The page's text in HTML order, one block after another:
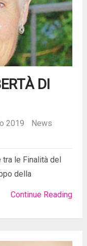
DI
2019
News
le Finalità del
della
Continue Reading